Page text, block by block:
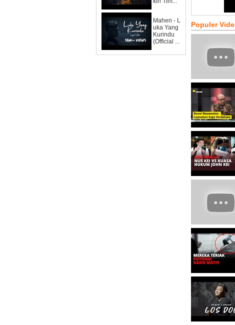
Mahen - L
uka Yang
Kurindu
(Official ...
Populer